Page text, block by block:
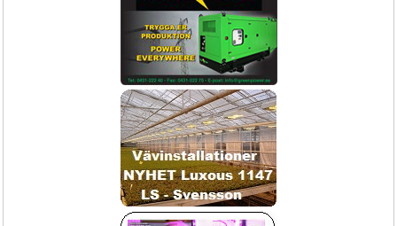
Skyddsoverall
Skyddsoverall engångs
Hand driven sopmaskin för industri
SWEEPER
Städmaskin
Köp Nu!